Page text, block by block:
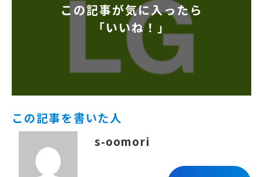
この記事が気に入ったら
「いいね！」
この記事を書いた人
s-oomori